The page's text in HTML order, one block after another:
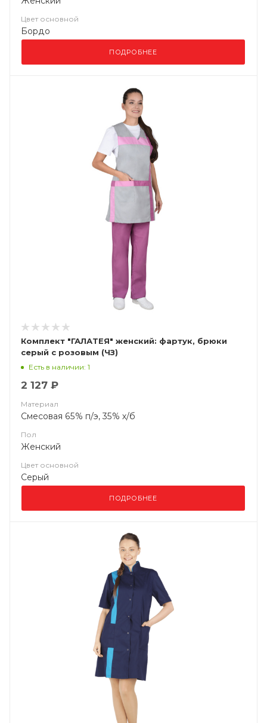
Цвет основной
Бордо
ПОДРОБНЕЕ
Комплект "ГАЛАТЕЯ" женский: фартук, брюки
серый с розовым (ЧЗ)
Есть в наличии: 1
2 127 ₽
Материал
Смесовая 65% п/э, 35% х/б
Пол
Женский
Цвет основной
Серый
ПОДРОБНЕЕ